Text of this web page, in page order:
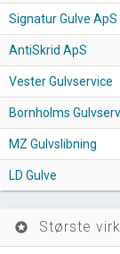
Signatur Gulve ApS
AntiSkrid ApS
Vester Gulvservice
Bornholms
MZ Gulvslibning
LD Gulve
stars Største